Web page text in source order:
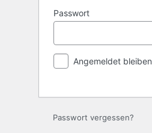
Passwort
Angemeldet bleiben
Passwort vergessen?